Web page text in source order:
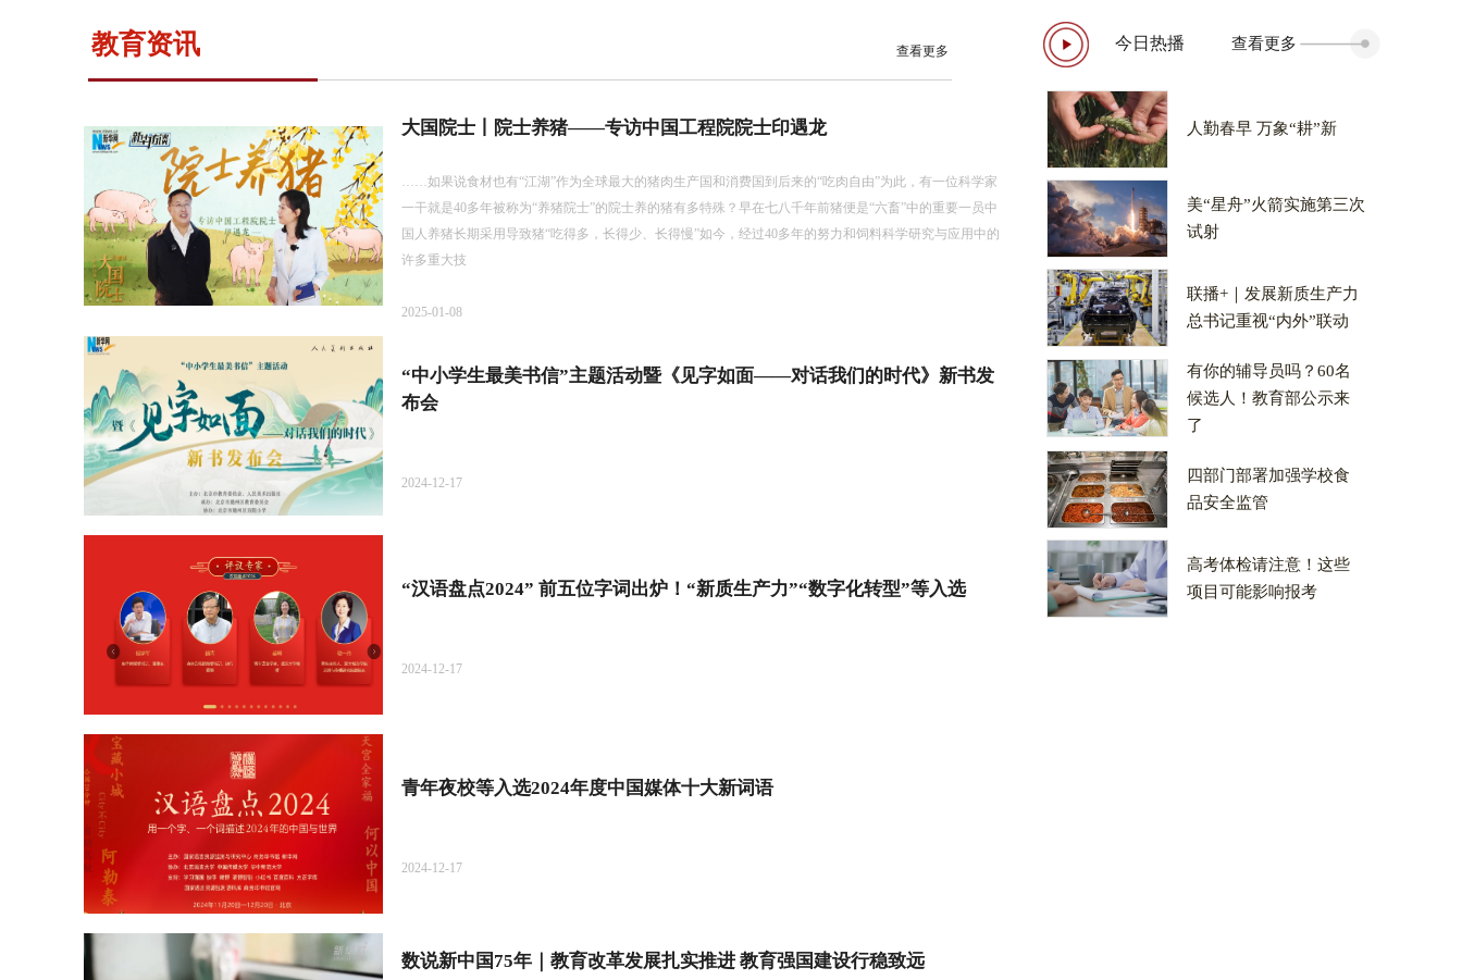
教育资讯 查看更多
大国院士丨院士养猪——专访中国工程院院士印遇龙
……如果说食材也有“江湖”作为全球最大的猪肉生产国和消费国到后来的“吃肉自由”为此，有一位科学家
一干就是40多年被称为“养猪院士”的院士养的猪有多特殊？早在七八千年前猪便是“六畜”中的重要一员中
国人养猪长期采用导致猪“吃得多，长得少、长得慢”如今，经过40多年的努力和饲料科学研究与应用中的
许多重大技
2025-01-08
“中小学生最美书信”主题活动暨《见字如面——对话我们的时代》新书发
布会
2024-12-17
“汉语盘点2024” 前五位字词出炉！“新质生产力”“数字化转型”等入选
2024-12-17
青年夜校等入选2024年度中国媒体十大新词语
2024-12-17
数说新中国75年｜教育改革发展扎实推进 教育强国建设行稳致远
今日热播 查看更多
人勤春早 万象“耕”新
美“星舟”火箭实施第三次
试射
联播+｜发展新质生产力
总书记重视“内外”联动
有你的辅导员吗？60名
候选人！教育部公示来
了
四部门部署加强学校食
品安全监管
高考体检请注意！这些
项目可能影响报考